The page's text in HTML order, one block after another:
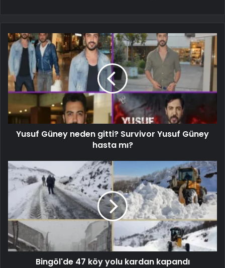
Yusuf Güney neden gitti? Survivor Yusuf Güney
hasta mı?
Bingöl'de 47 köy yolu kardan kapandı